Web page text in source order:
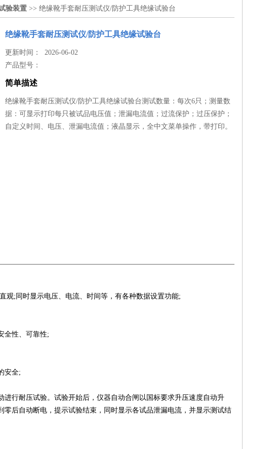
验装置 >> 绝缘靴手套耐压测试仪/防护工具绝缘试验台
绝缘靴手套耐压测试仪/防护工具绝缘试验台
更新时间： 2026-06-02
产品型号：
简单描述
绝缘靴手套耐压测试仪/防护工具绝缘试验台测试数量：每次6只；测量数
据：可显示打印每只被试品电压值；泄漏电流值；过流保护；过压保护；
自定义时间、电压、泄漏电流值；液晶显示，全中文菜单操作，带打印。
;同时显示电压、电流、时间等，有各种数据设置功能;
全性、可靠性;
安全;
行耐压试验。试验开始后，仪器自动合闸以国标要求升压速度自动升
后自动断电，提示试验结束，同时显示各试品泄漏电流，并显示测试结